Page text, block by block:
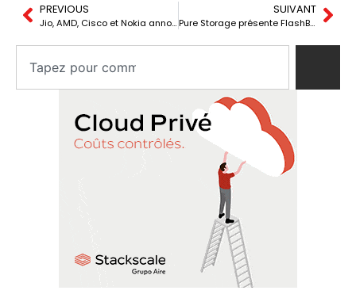
PREVIOUS
Jio, AMD, Cisco et Nokia annoncent une plateforme d’IA ouverte pour le secteur des télécommunications
SUIVANT
Pure Storage présente FlashBlade//EXA™, la plateforme de stockage la plus puissante pour l’IA et le calcul haute performance.